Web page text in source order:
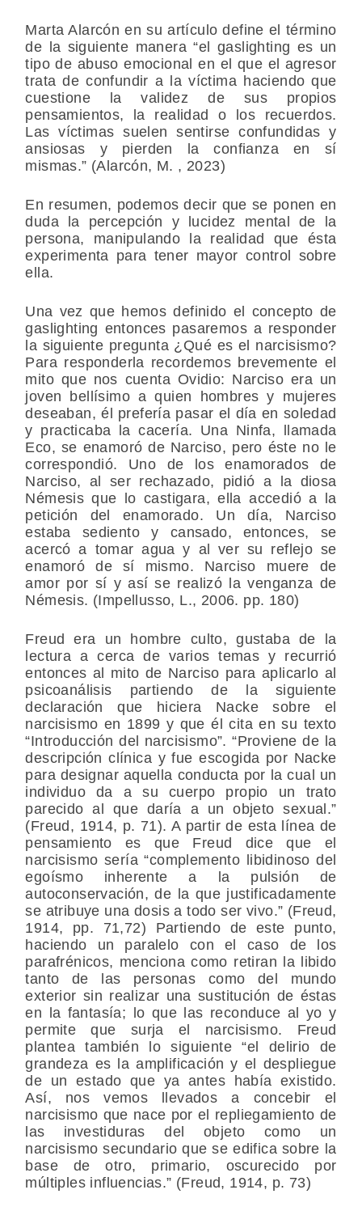
Marta Alarcón en su artículo define el término
de la siguiente manera “el gaslighting es un
tipo de abuso emocional en el que el agresor
trata de confundir a la víctima haciendo que
cuestione la validez de sus propios
pensamientos, la realidad o los recuerdos.
Las víctimas suelen sentirse confundidas y
ansiosas y pierden la confianza en sí
mismas.” (Alarcón, M. , 2023)
En resumen, podemos decir que se ponen en
duda la percepción y lucidez mental de la
persona, manipulando la realidad que ésta
experimenta para tener mayor control sobre
ella.
Una vez que hemos definido el concepto de
gaslighting entonces pasaremos a responder
la siguiente pregunta ¿Qué es el narcisismo?
Para responderla recordemos brevemente el
mito que nos cuenta Ovidio: Narciso era un
joven bellísimo a quien hombres y mujeres
deseaban, él prefería pasar el día en soledad
y practicaba la cacería. Una Ninfa, llamada
Eco, se enamoró de Narciso, pero éste no le
correspondió. Uno de los enamorados de
Narciso, al ser rechazado, pidió a la diosa
Némesis que lo castigara, ella accedió a la
petición del enamorado. Un día, Narciso
estaba sediento y cansado, entonces, se
acercó a tomar agua y al ver su reflejo se
enamoró de sí mismo. Narciso muere de
amor por sí y así se realizó la venganza de
Némesis. (Impellusso, L., 2006. pp. 180)
Freud era un hombre culto, gustaba de la
lectura a cerca de varios temas y recurrió
entonces al mito de Narciso para aplicarlo al
psicoanálisis partiendo de la siguiente
declaración que hiciera Nacke sobre el
narcisismo en 1899 y que él cita en su texto
“Introducción del narcisismo”. “Proviene de la
descripción clínica y fue escogida por Nacke
para designar aquella conducta por la cual un
individuo da a su cuerpo propio un trato
parecido al que daría a un objeto sexual.”
(Freud, 1914, p. 71). A partir de esta línea de
pensamiento es que Freud dice que el
narcisismo sería “complemento libidinoso del
egoísmo inherente a la pulsión de
autoconservación, de la que justificadamente
se atribuye una dosis a todo ser vivo.” (Freud,
1914, pp. 71,72) Partiendo de este punto,
haciendo un paralelo con el caso de los
parafrénicos, menciona como retiran la libido
tanto de las personas como del mundo
exterior sin realizar una sustitución de éstas
en la fantasía; lo que las reconduce al yo y
permite que surja el narcisismo. Freud
plantea también lo siguiente “el delirio de
grandeza es la amplificación y el despliegue
de un estado que ya antes había existido.
Así, nos vemos llevados a concebir el
narcisismo que nace por el repliegamiento de
las investiduras del objeto como un
narcisismo secundario que se edifica sobre la
base de otro, primario, oscurecido por
múltiples influencias.” (Freud, 1914, p. 73)